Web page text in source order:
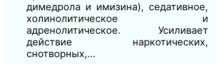
димедрола и имизина), седативное,
холинолитическое и
адренолитическое. Усиливает
действие наркотических,
снотворных,…